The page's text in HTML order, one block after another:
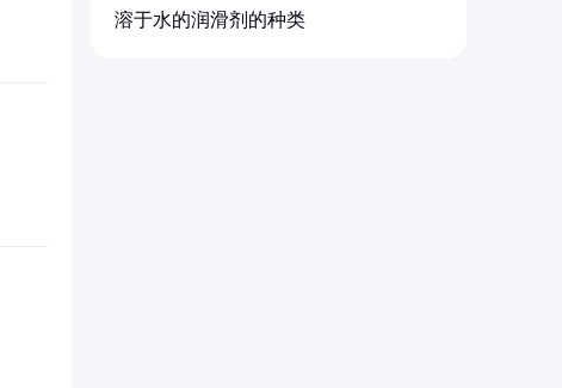
溶于水的润滑剂的种类